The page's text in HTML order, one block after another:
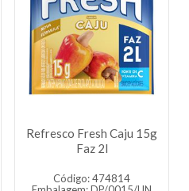
Refresco Fresh Caju 15g
Faz 2l
Código: 474814